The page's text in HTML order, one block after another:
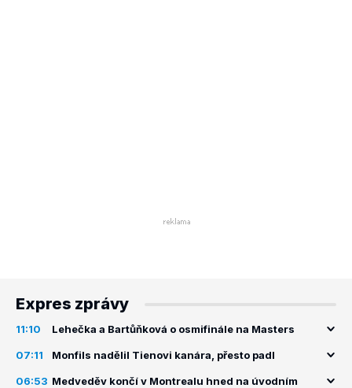
Expres zprávy
11:10 Lehečka a Bartůňková o osmifinále na Masters
07:11 Monfils nadělil Tienovi kanára, přesto padl
06:53 Medveděv končí v Montrealu hned na úvodním